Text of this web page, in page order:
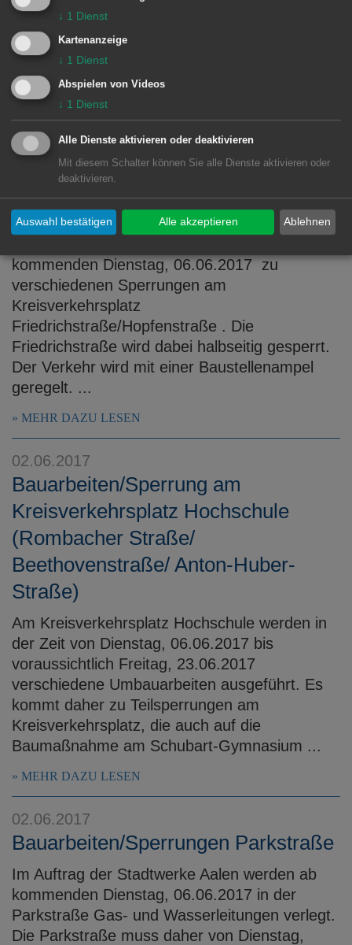
zwischen 8 und 16 Uhr außer Betrieb
genommen werden. Die Verkehrsteilnehmer
werden um ...
MEHR DAZU LESEN
02.06.2017
Bauarbeiten/Sperrungen
Kreisverkehrsplatz
Friedrichstraße/Hopfenstraße
kommenden Dienstag, 06.06.2017 zu
verschiedenen Sperrungen am
Kreisverkehrsplatz
Friedrichstraße/Hopfenstraße . Die
Friedrichstraße wird dabei halbseitig gesperrt.
Der Verkehr wird mit einer Baustellenampel
geregelt. ...
MEHR DAZU LESEN
02.06.2017
Bauarbeiten/Sperrung am
Kreisverkehrsplatz Hochschule
(Rombacher Straße/
Beethovenstraße/ Anton-Huber-
Straße)
Am Kreisverkehrsplatz Hochschule werden in
der Zeit von Dienstag, 06.06.2017 bis
voraussichtlich Freitag, 23.06.2017
verschiedene Umbauarbeiten ausgeführt. Es
kommt daher zu Teilsperrungen am
Kreisverkehrsplatz, die auch auf die
Baumaßnahme am Schubart-Gymnasium ...
MEHR DAZU LESEN
02.06.2017
Bauarbeiten/Sperrungen Parkstraße
Im Auftrag der Stadtwerke Aalen werden ab
kommenden Dienstag, 06.06.2017 in der
Parkstraße Gas- und Wasserleitungen verlegt.
Die Parkstraße muss daher von Dienstag,
↓ 1 Dienst
Kartenanzeige
↓ 1 Dienst
Abspielen von Videos
↓ 1 Dienst
Alle Dienste aktivieren oder deaktivieren
Mit diesem Schalter können Sie alle Dienste aktivieren oder
deaktivieren.
Ablehnen
Auswahl bestätigen Alle akzeptieren